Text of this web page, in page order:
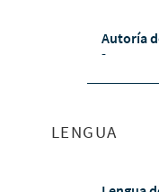
Autoría
-
LENGUA